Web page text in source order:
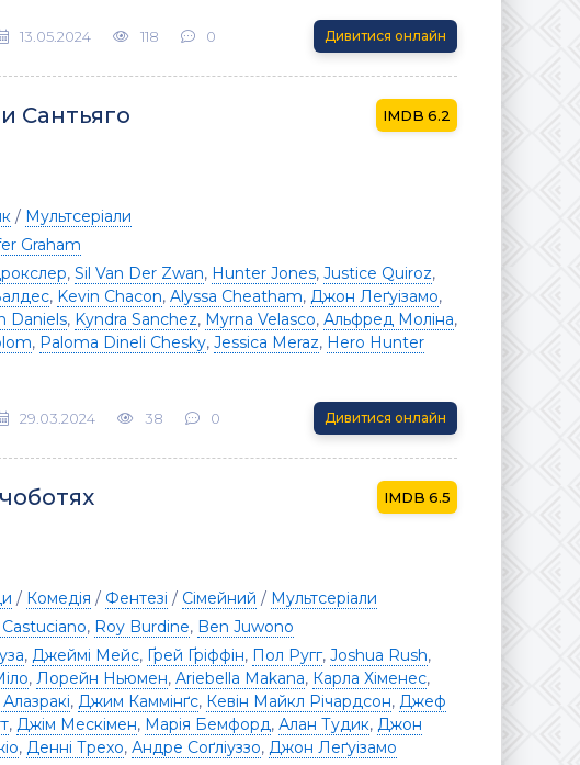
13.05.2024 118 0 Дивитися онлайн
Сантьяго 6.2
/ Мультсеріали
Graham
, Sil Van Der Zwan, Hunter Jones, Justice Quiroz,
, Kevin Chacon, Alyssa Cheatham, Джон Леґуізамо,
Daniels, Kyndra Sanchez, Myrna Velasco, Альфред Моліна,
, Paloma Dineli Chesky, Jessica Meraz, Hero Hunter
29.03.2024 38 0 Дивитися онлайн
6.5
/ Комедія / Фентезі / Сімейний / Мультсеріали
, Roy Burdine, Ben Juwono
, Джеймі Мейс, Ґрей Ґріффін, Пол Ругг, Joshua Rush,
, Лорейн Ньюмен, Ariebella Makana, Карла Хіменес,
, Джим Каммінґс, Кевін Майкл Річардсон, Джеф
, Джім Мескімен, Марія Бемфорд, Алан Тудик, Джон
, Денні Трехо, Андре Соґліуззо, Джон Леґуізамо